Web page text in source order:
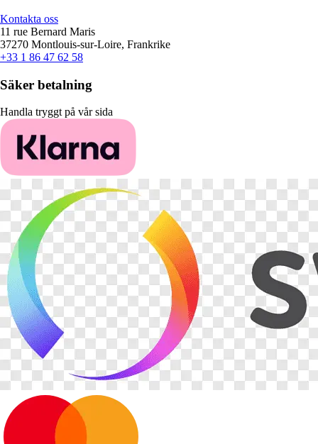
Kontakta oss
11 rue Bernard Maris
37270 Montlouis-sur-Loire, Frankrike
+33 1 86 47 62 58
Säker betalning
Handla tryggt på vår sida